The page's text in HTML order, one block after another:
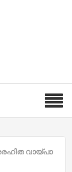
വായ്പാ